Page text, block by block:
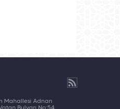
Mahallesi Adnan
Bulvarı No:54